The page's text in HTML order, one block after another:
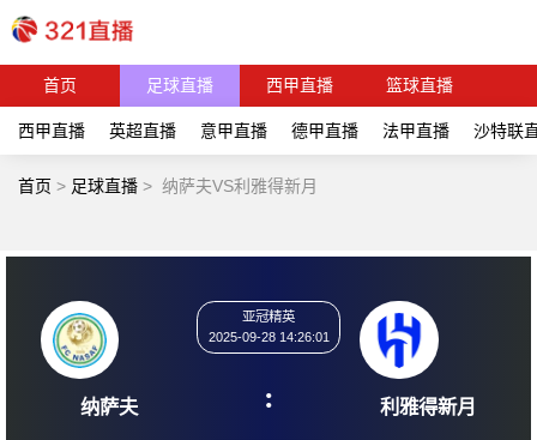
首页 足球直播 西甲直播 篮球直播
西甲直播 英超直播 意甲直播 德甲直播 法甲直播 沙特联
首页 > 足球直播 > 纳萨夫VS利雅得新月
2025-09-28 14:26:01